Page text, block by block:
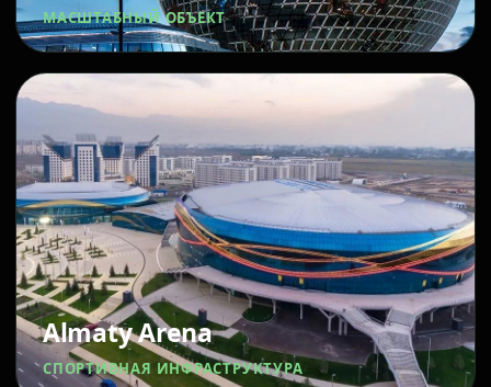
МАСШТАБНЫЙ ОБЪЕКТ
Almaty Arena
СПОРТИВНАЯ ИНФРАСТРУКТУРА